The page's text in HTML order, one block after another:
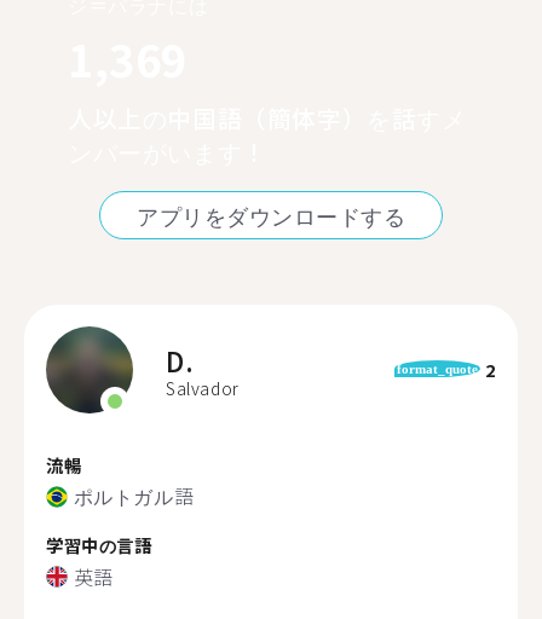
アプリをダウンロードする
D.
Salvador
format_quote 2
流暢
ポルトガル語
学習中の言語
英語